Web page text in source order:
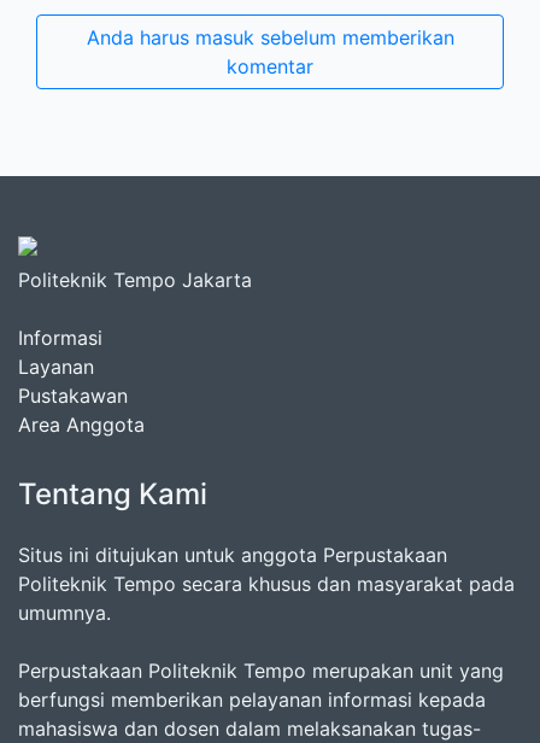
Anda harus masuk sebelum memberikan
komentar
Politeknik Tempo Jakarta
Informasi
Layanan
Pustakawan
Area Anggota
Tentang Kami
Situs ini ditujukan untuk anggota Perpustakaan
Politeknik Tempo secara khusus dan masyarakat pada
umumnya.
Perpustakaan Politeknik Tempo merupakan unit yang
berfungsi memberikan pelayanan informasi kepada
mahasiswa dan dosen dalam melaksanakan tugas-